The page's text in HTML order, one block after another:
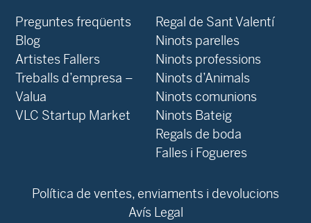
Preguntes freqüents
Blog
‍Artistes Fallers
Treballs d’empresa –
Valua
VLC Startup Market
Regal de Sant Valentí
Ninots parelles
Ninots professions
Ninots d’Animals
Ninots comunions
Ninots Bateig
Regals de boda
Falles i Fogueres
Política de ventes, enviaments i devolucions
Avís Legal